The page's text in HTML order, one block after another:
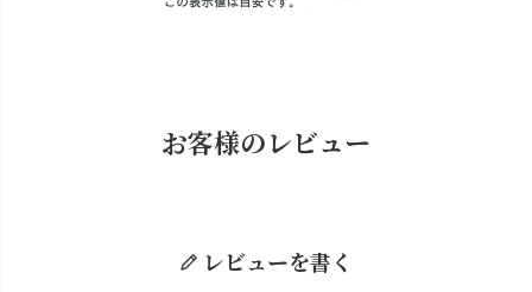
お客様のレビュー
レビューを書く